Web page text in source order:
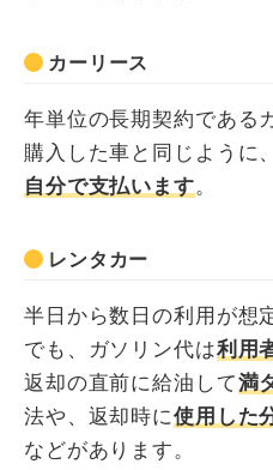
カーリース
年単位の長期契約である
購入した車と同じように
自分で支払います。
レンタカー
半日から数日の利用が想
でも、ガソリン代は利用
返却の直前に給油して満
法や、返却時に使用した
などがあります。